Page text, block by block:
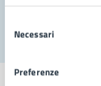
delNecessari
Preferenze